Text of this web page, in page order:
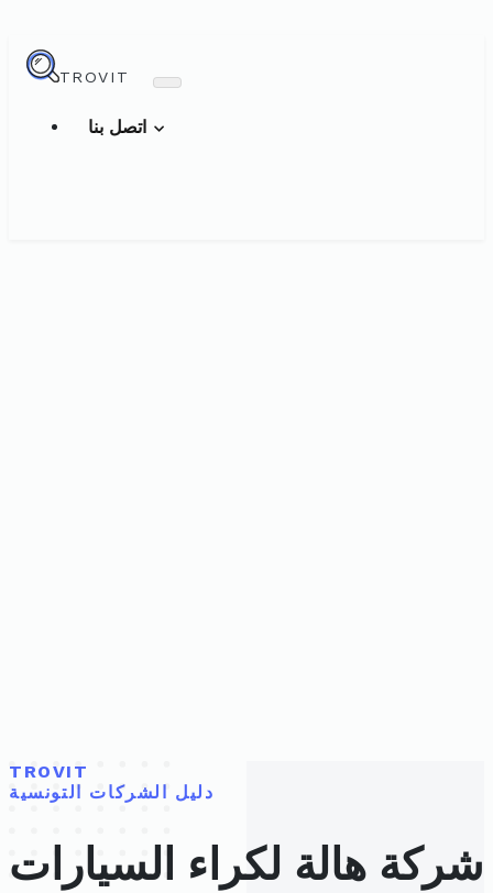
TROVIT
TROVIT
دليل الشركات التونسية
شركة هالة لكراء السيارات